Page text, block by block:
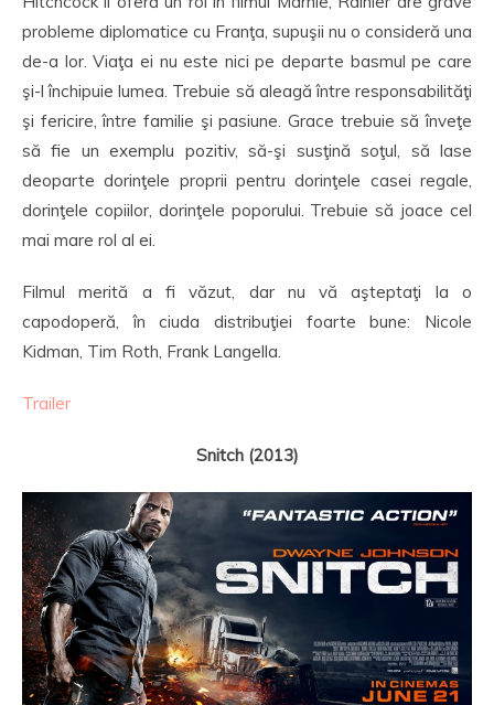
probleme diplomatice cu Franţa, supuşii nu o consideră una
de-a lor. Viaţa ei nu este nici pe departe basmul pe care
şi-l închipuie lumea. Trebuie să aleagă între responsabilităţi
şi fericire, între familie şi pasiune. Grace trebuie să înveţe
să fie un exemplu pozitiv, să-şi susţină soţul, să lase
deoparte dorinţele proprii pentru dorinţele casei regale,
dorinţele copiilor, dorinţele poporului. Trebuie să joace cel
mai mare rol al ei.
Filmul merită a fi văzut, dar nu vă aşteptaţi la o
capodoperă, în ciuda distribuţiei foarte bune: Nicole
Kidman, Tim Roth, Frank Langella.
Trailer
Snitch (2013)